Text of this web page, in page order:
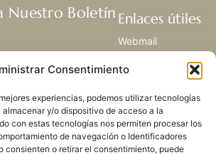
Consentimiento
experiencias, podemos utilizar tecnologías
y/o dispositivo de acceso a la
con estas tecnologías nos permiten procesar los
de navegación o Identificadores
consienten o retirar el consentimiento, puede
Nuestro Boletín
noticias acerca de
y ministerios de
Enlaces útiles
Webmail
Centro de Recursos
Mapa del sitio